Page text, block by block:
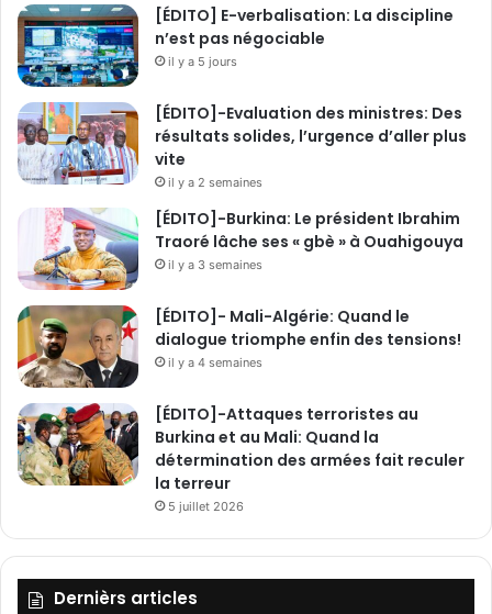
s
a
c
t
o
n
s
e
T
r
n
s
t
i
o
[ÉDITO] E-verbalisation: La discipline
n’est pas négociable
il y a 5 jours
[ÉDITO]-Evaluation des ministres: Des
résultats solides, l’urgence d’aller plus
vite
il y a 2 semaines
[ÉDITO]-Burkina: Le président Ibrahim
Traoré lâche ses « gbè » à Ouahigouya
il y a 3 semaines
[ÉDITO]- Mali-Algérie: Quand le
dialogue triomphe enfin des tensions!
il y a 4 semaines
[ÉDITO]-Attaques terroristes au
Burkina et au Mali: Quand la
détermination des armées fait reculer
la terreur
5 juillet 2026
Dernièrs articles